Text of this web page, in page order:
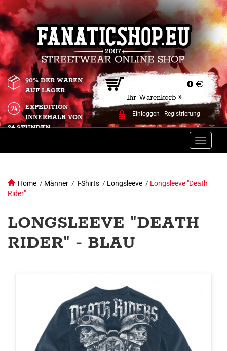
0 €
Ihr Warenkorb »
Einloggen Registrierung
90% DER WAREN
AUF LAGER
EXPEDITION
INNERHALB VON
24 STUNDEN.
Toggle
Home / Männer /T-Shirts / Longsleeve / Longsleeve "Death
Rider"
LONGSLEEVE "DEATH
RIDER" - BLAU